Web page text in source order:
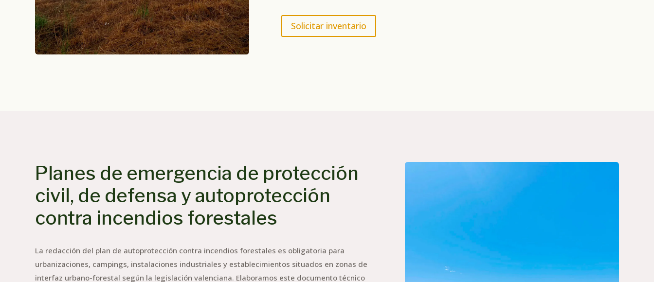
Solicitar inventario
Planes de emergencia de protección
civil, de defensa y autoprotección
contra incendios forestales
La redacción del plan de autoprotección contra incendios forestales es obligatoria para
urbanizaciones, campings, instalaciones industriales y establecimientos situados en zonas de
interfaz urbano-forestal según la legislación valenciana. Elaboramos este documento técnico